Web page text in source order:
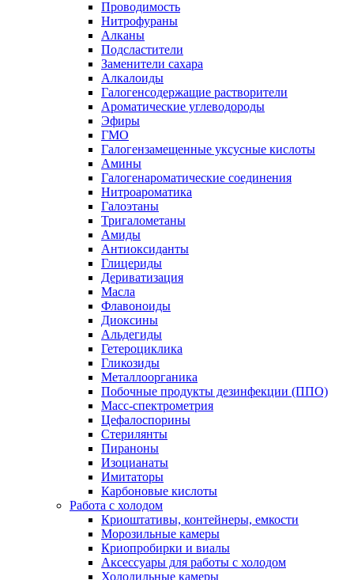
Проводимость
Нитрофураны
Алканы
Подсластители
Заменители сахара
Алкалоиды
Галогенсодержащие растворители
Ароматические углеводороды
Эфиры
ГМО
Галогензамещенные уксусные кислоты
Амины
Галогенароматические соединения
Нитроароматика
Галоэтаны
Тригалометаны
Амиды
Антиоксиданты
Глицериды
Дериватизация
Масла
Флавоноиды
Диоксины
Альдегиды
Гетероциклика
Гликозиды
Металлоорганика
Побочные продукты дезинфекции (ППО)
Масс-спектрометрия
Цефалоспорины
Стерилянты
Пираноны
Изоцианаты
Имитаторы
Карбоновые кислоты
Работа с холодом
Криоштативы, контейнеры, емкости
Морозильные камеры
Криопробирки и виалы
Аксессуары для работы с холодом
Холодильные камеры